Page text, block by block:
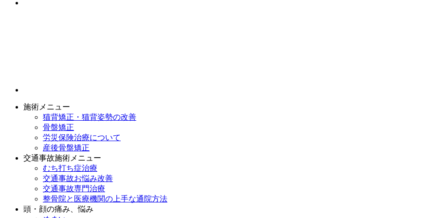
施術メニュー
猫背矯正・猫背姿勢の改善
骨盤矯正
労災保険治療について
産後骨盤矯正
交通事故施術メニュー
むち打ち症治療
交通事故お悩み改善
交通事故専門治療
整骨院と医療機関の上手な通院方法
頭・顔の痛み、悩み